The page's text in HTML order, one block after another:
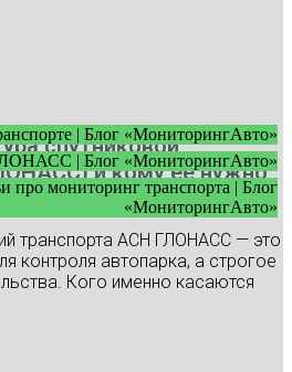
| Блог «МониторингАвто»
| Блог «МониторингАвто»
про мониторинг транспорта | Блог
«МониторингАвто»
спутниковой
и кому ее нужно
транспорта АСН ГЛОНАСС — это
контроля автопарка, а строгое
Кого именно касаются